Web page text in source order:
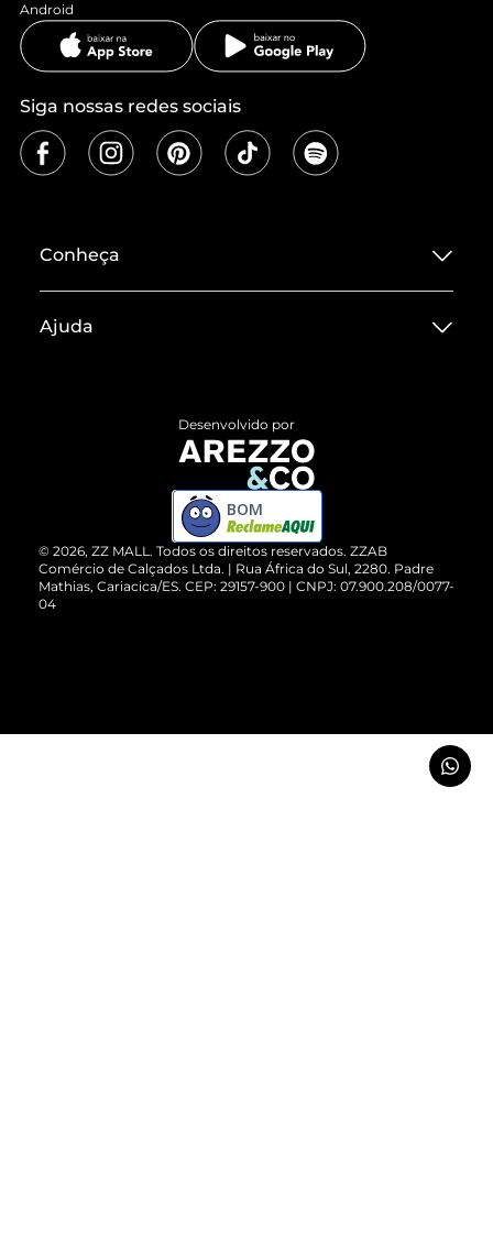
Android
Siga nossas redes sociais
Conheça
Termos de Uso
ZZ MALL é confiável
Cartão Presente
Vendas Corporativas
Ajuda
Devolução do Produto
Compre pelo WhatsApp
© 2026, ZZ MALL. Todos os direitos reservados. ZZAB
Comércio de Calçados Ltda. | Rua África do Sul, 2280. Padre
Mathias, Cariacica/ES. CEP: 29157-900 | CNPJ: 07.900.208/0077-
04
Desenvolvido por
BOM